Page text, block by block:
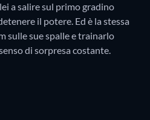
a salire sul primo gradino
il potere. Ed è la stessa
sulle sue spalle e trainarlo
di sorpresa costante.